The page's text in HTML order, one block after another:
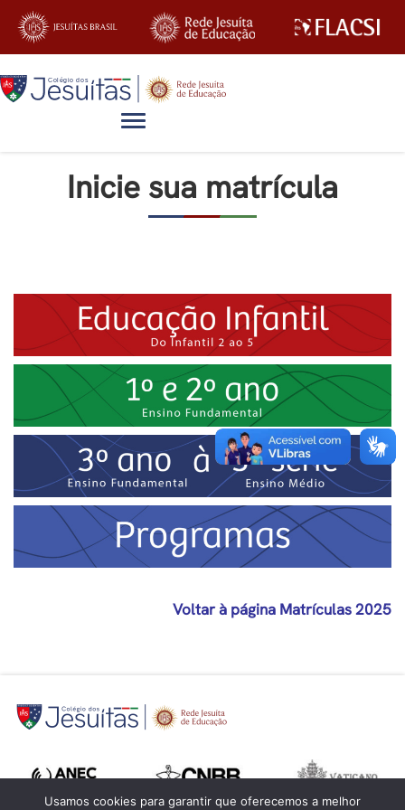
Alternar navegação
Inicie sua matrícula
Voltar à página Matrículas 2025
Usamos cookies para garantir que oferecemos a melhor